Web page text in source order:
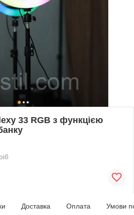
33 RGB з функцією
Доставка Оплата Умови